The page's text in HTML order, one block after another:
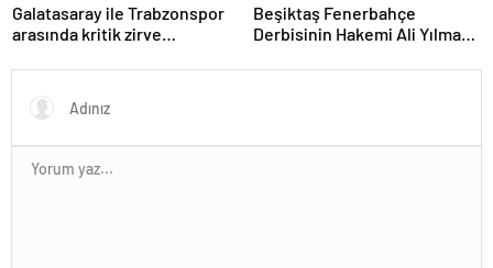
Galatasaray ile Trabzonspor
arasında kritik zirve
Beşiktaş Fenerbahçe
Derbisinin Hakemi Ali Yılmaz